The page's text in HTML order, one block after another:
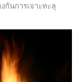
กันการเจาะทะลุ